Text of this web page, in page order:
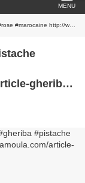
MENU
article-gheriba-a-la-pistache-120487841.html
gheriba-